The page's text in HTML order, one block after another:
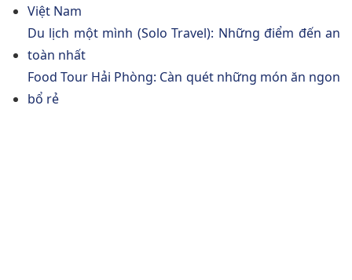
Việt Nam
Du lịch một mình (Solo Travel): Những điểm đến an
toàn nhất
Food Tour Hải Phòng: Càn quét những món ăn ngon
bổ rẻ